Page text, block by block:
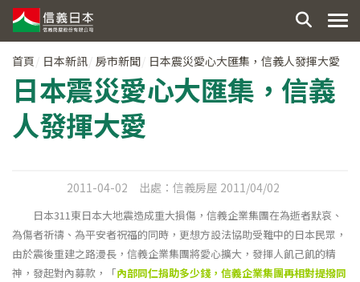
首頁 日本新訊 房市新聞 日本震災愛心大匯集，信義人發揮大愛
日本震災愛心大匯集，信義
人發揮大愛
2011-04-02 出處： 信義房屋 2011/04/02
日本311東日本大地震造成重大損傷，信義企業集團在為逝者默哀、
為傷者祈禱、為平安者祝福的同時，更想方設法協助受難中的日本民眾，
由於震後重建之路漫長，信義企業集團將愛心擴大，發揮人飢己飢的精
神，發起對內募款，「內部同仁捐助多少錢，信義企業集團再相對提撥同